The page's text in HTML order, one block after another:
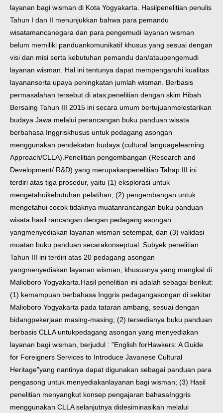
layanan bagi wisman di Kota Yogyakarta. Hasilpenelitian penulis
Tahun I dan II menunjukkan bahwa para pemandu
wisatamancanegara dan para pengemudi layanan wisman
belum memiliki panduankomunikatif khusus yang sesuai dengan
visi dan misi serta kebutuhan pemandu dan/ataupengemudi
layanan wisman. Hal ini tentunya dapat mempengaruhi kualitas
layananserta upaya peningkatan jumlah wisman. Berbasis
permasalahan tersebut di atas, penelitian dengan skim Hibah
Bersaing Tahun III 2015 ini secara umum bertujuanmelestarikan
budaya Jawa melalui perancangan buku panduan wisata
berbahasa Inggriskhusus untuk pedagang asongan
menggunakan pendekatan budaya (cultural languagelearning
Approach/CLLA). Penelitian pengembangan (Research and
Development/ R&D) yang merupakanpenelitian Tahap III ini
terdiri atas tiga prosedur, yaitu (1) eksplorasi untuk
mengetahuikebutuhan pelatihan, (2) pengembangan untuk
mengetahui cocok tidaknya muatanrancangan buku panduan
wisata hasil rancangan dengan pedagang asongan
yangmenyediakan layanan wisman setempat, dan (3) validasi
muatan buku panduan secarakonseptual. Subyek penelitian
Tahun III ini terdiri atas 20 pedagang asongan
yangmenyediakan layanan wisman, khususnya yang mangkal di
Malioboro Yogyakarta. Hasil penelitian ini adalah sebagai berikut:
(1) kemampuan berbahasa Inggris pedagangasongan di sekitar
Malioboro Yogyakarta pada tataran ambang, sesuai dengan
bidangpekerjaan masing-masing; (2) tersedianya buku panduan
berbasis CLLA untukpedagang asongan yang menyediakan
layanan bagi wisman, berjudul : ”English forHawkers: A Guide
for Foreigners Services to Introduce Javanese Cultural
Heritage”yang nantinya dapat digunakan sebagai panduan para
pengasong untuk menyediakanlayanan bagi wisman; (3) Hasil
penelitian menyangkut konsep pengajaran bahasaInggris
menggunakan CLLA selanjutnya didesiminasikan melalui